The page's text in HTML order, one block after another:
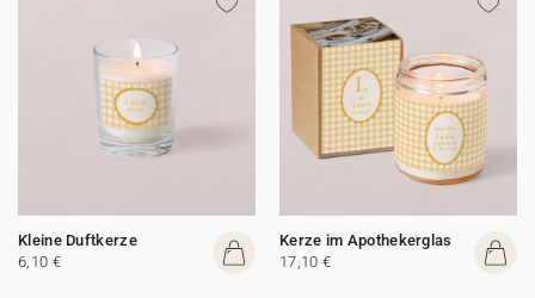
Kleine Duftkerze
6,10 €
Kerze im Apothekerglas
17,10 €